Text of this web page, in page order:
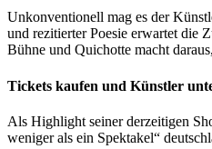
Unkonventionell mag es der
und rezitierter Poesie erwartet die
Bühne und Quichotte macht
Tickets kaufen und Künstler
Als Highlight seiner derzeitigen
weniger als ein Spektakel“